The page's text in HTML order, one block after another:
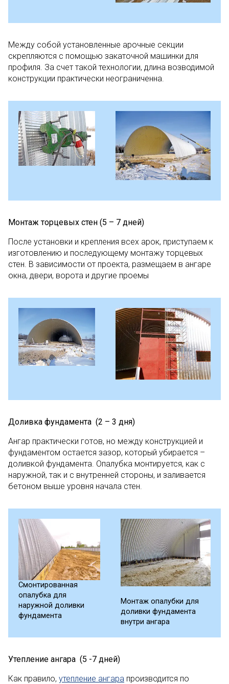
Между собой установленные арочные секции
скрепляются с помощью закаточной машинки для
профиля. За счет такой технологии, длина возводимой
конструкции практически неограниченна.
Монтаж торцевых стен (5 – 7 дней)
После установки и крепления всех арок, приступаем к
изготовлению и последующему монтажу торцевых
стен. В зависимости от проекта, размещаем в ангаре
окна, двери, ворота и другие проемы
Доливка фундамента (2 – 3 дня)
Ангар практически готов, но между конструкцией и
фундаментом остается зазор, который убирается –
доливкой фундамента. Опалубка монтируется, как с
наружной, так и с внутренней стороны, и заливается
бетоном выше уровня начала стен.
Смонтированная
опалубка для
наружной доливки
фундамента
Монтаж опалубки для
доливки фундамента
внутри ангара
Утепление ангара (5 -7 дней)
Как правило, утепление ангара производится по